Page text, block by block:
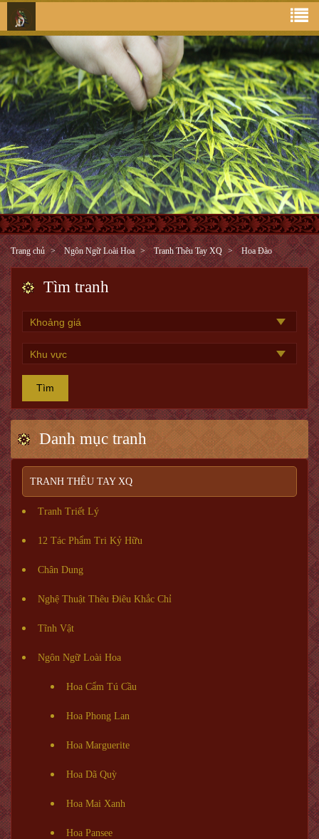
Trang chủ Ngôn Ngữ Loài Hoa Tranh Thêu Tay XQ Hoa Đào
Tìm tranh
Tìm
Danh mục tranh
TRANH THÊU TAY XQ
Tranh Triết Lý
12 Tác Phẩm Tri Kỷ Hữu
Chân Dung
Nghệ Thuật Thêu Điêu Khắc Chỉ
Tĩnh Vật
Ngôn Ngữ Loài Hoa
Hoa Cẩm Tú Cầu
Hoa Phong Lan
Hoa Marguerite
Hoa Dã Quỳ
Hoa Mai Xanh
Hoa Pansee